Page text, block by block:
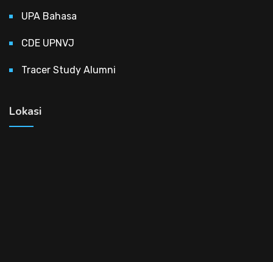
UPA Bahasa
CDE UPNVJ
Tracer Study Alumni
Lokasi